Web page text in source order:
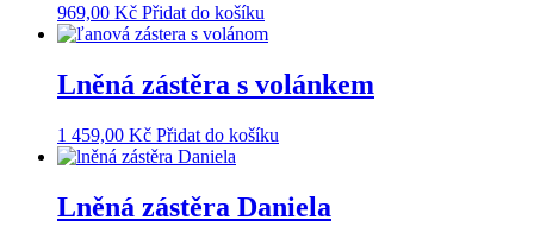
969,00 Kč Přidat do košíku
Lněná zástěra s volánkem
1 459,00 Kč Přidat do košíku
Lněná zástěra Daniela